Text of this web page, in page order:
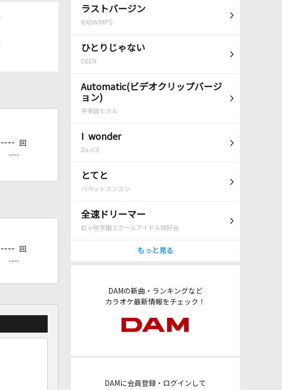
ラストバージン
RADWIMPS
ひとりじゃない
DEEN
Automatic(ビデオクリップバージ
ョン)
宇多田ヒカル
I wonder
Da-iCE
とてと
パペットスンスン
全速ドリーマー
虹ヶ咲学園スクールアイドル同好会
もっと見る
DAMの新曲・ランキングなど
カラオケ最新情報をチェック！
DAMに会員登録・ログインして
---- 回
----
---- 回
----